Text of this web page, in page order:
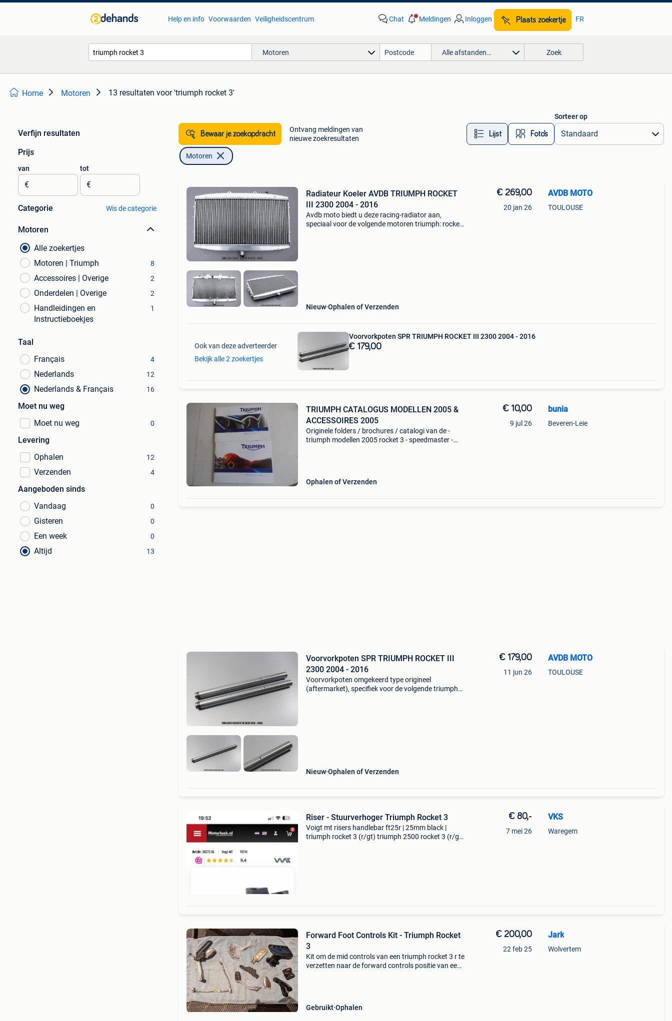
Help en info Voorwaarden Veiligheidscentrum Chat Meldingen Inloggen Plaats zoekertje FR
Motoren Alle afstanden… Zoek
Home Motoren 13 resultaten voor 'triumph rocket 3'
Verfijn resultaten
Prijs
van
€
tot
€
Categorie Wis de categorie
Motoren
Alle zoekertjes
Motoren | Triumph
8
Accessoires | Overige 2
Onderdelen | Overige 2
Handleidingen en
Instructieboekjes
1
Taal
Français
4
Nederlands 12
Nederlands & Français 16
Moet nu weg
Moet nu weg
0
Levering
Ophalen
12
Verzenden 4
Aangeboden sinds
Vandaag
0
Gisteren 0
Een week 0
Altijd 13
Bewaar je zoekopdracht
Ontvang meldingen van
nieuwe zoekresultaten
Lijst Foto’s
Sorteer op
Motoren
Radiateur Koeler AVDB TRIUMPH ROCKET
III 2300 2004 - 2016
Avdb moto biedt u deze racing-radiator aan,
speciaal voor de volgende motoren triumph: rocket
Nieuw Ophalen of Verzenden
€ 269,00
20 jan 26
AVDB MOTO
TOULOUSE
Ook van deze adverteerder
Bekijk alle 2 zoekertjes
Voorvorkpoten SPR TRIUMPH ROCKET III 2300 2004 - 2016
€ 179,00
TRIUMPH CATALOGUS MODELLEN 2005 &
ACCESSOIRES 2005
Originele folders / brochures / catalogi van de -
triumph modellen 2005 rocket 3 - speedmaster -
Ophalen of Verzenden
€ 10,00
9 jul 26
bunia
Beveren-Leie
Voorvorkpoten SPR TRIUMPH ROCKET III
2300 2004 - 2016
Voorvorkpoten omgekeerd type origineel
(aftermarket), specifiek voor de volgende triumph
Nieuw Ophalen of Verzenden
€ 179,00
11 jun 26
AVDB MOTO
TOULOUSE
Riser - Stuurverhoger Triumph Rocket 3
Voigt mt risers handlebar ft25r | 25mm black |
triumph rocket 3 (r/gt) triumph 2500 rocket 3 (r/gt)
€ 80,-
7 mei 26
VKS
Waregem
Forward Foot Controls Kit - Triumph Rocket
3
Kit om de mid controls van een triumph rocket 3 r te
verzetten naar de forward controls positie van een
Gebruikt Ophalen
€ 200,00
22 feb 25
Jark
Wolvertem